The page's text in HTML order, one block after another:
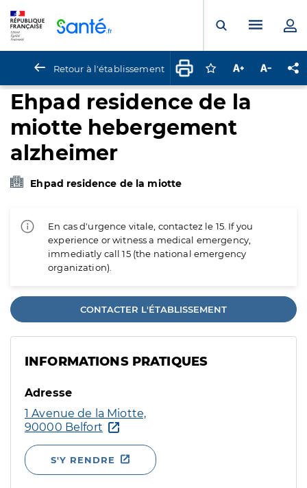
Ouvrir laMenu
Retour à l'établissement Connectez-vous
Augmenter la
Ehpad residence de la
miotte hebergement
alzheimer
Ehpad residence de la miotte
En cas d'urgence vitale, contactez le 15. If you
experience or witness a medical emergency,
immediatly call 15 (the national emergency
organization).
CONTACTER L'ÉTABLISSEMENT
INFORMATIONS PRATIQUES
Adresse
1 Avenue de la Miotte,
90000 Belfort
S'Y RENDRE